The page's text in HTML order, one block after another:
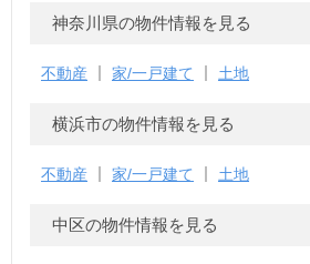
神奈川県の物件情報を見る
不動産 家/一戸建て 土地
横浜市の物件情報を見る
不動産 家/一戸建て 土地
中区の物件情報を見る